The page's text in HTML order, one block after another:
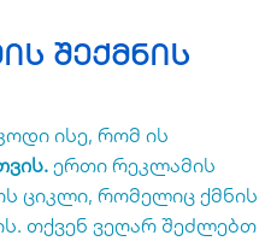
შექმნის
ისე, რომ ის
ერთი რეკლამის
ციკლი, რომელიც ქმნის
თქვენ ვეღარ შეძლებთ